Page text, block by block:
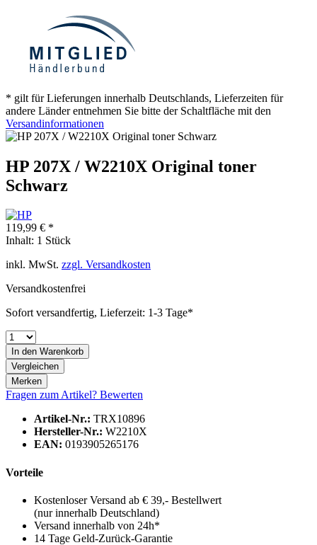
* gilt für Lieferungen innerhalb Deutschlands, Lieferzeiten für
andere Länder entnehmen Sie bitte der Schaltfläche mit den
Versandinformationen
HP 207X / W2210X Original toner
Schwarz
119,99 € *
Inhalt: 1 Stück
inkl. MwSt. zzgl. Versandkosten
Versandkostenfrei
Sofort versandfertig, Lieferzeit: 1-3 Tage*
In den Warenkorb
Vergleichen
Merken
Fragen zum Artikel? Bewerten
Artikel-Nr.: TRX10896
Hersteller-Nr.: W2210X
EAN: 0193905265176
Vorteile
Kostenloser Versand ab € 39,- Bestellwert
(nur innerhalb Deutschland)
Versand innerhalb von 24h*
14 Tage Geld-Zurück-Garantie